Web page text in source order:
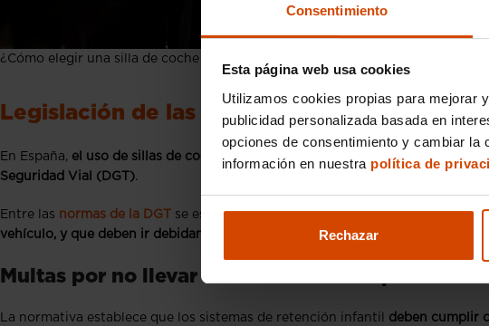
Consentimiento
Esta página web usa cookies
Utilizamos cookies propias para mejorar
publicidad personalizada basada en
opciones de consentimiento y cambiar la
información en nuestra política de
Rechazar
¿Cómo elegir una silla de coche para bebé?
Legislación de las sillas de coche para
En España, el uso de sillas de coche para bebés es obligatorio desde el año
Seguridad Vial (DGT).
Entre las normas de la DGT se establece quelos niños menores de 135
vehículo, y que deben ir debidamente sujetos con el sistema de retención
Multas por no llevar una correcta silla para bebés
La normativa establece que los sistemas de retención infantil deben cumplir